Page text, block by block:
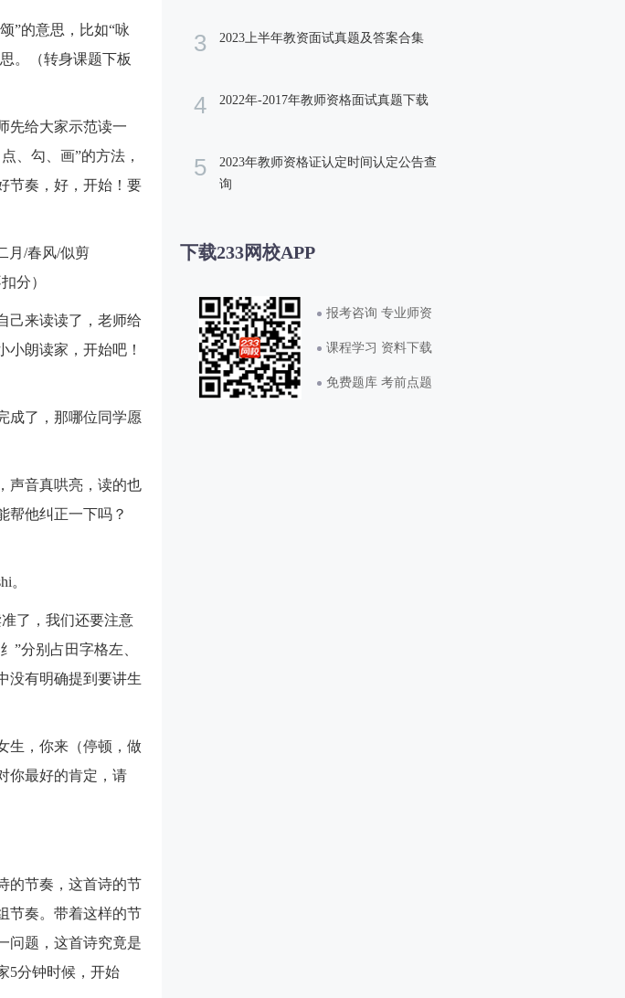
”的意思，比如“咏
。（转身课题下板
先给大家示范读一
、勾、画”的方法，
节奏，好，开始！要
月/春风/似剪
分）
己来读读了，老师给
朗读家，开始吧！
成了，那哪位同学愿
声音真哄亮，读的也
帮他纠正一下吗？
。
了，我们还要注意
”分别占田字格左、
没有明确提到要讲生
生，你来（停顿，做
你最好的肯定，请
的节奏，这首诗的节
节奏。带着这样的节
问题，这首诗究竟是
5分钟时候，开始
3 2023上半年教资面试真题及答案合集
4 2022年-2017年教师资格面试真题下载
5
2023年教师资格证认定时间认定公告查
询
下载233网校APP
报考咨询 专业师资
课程学习 资料下载
免费题库 考前点题